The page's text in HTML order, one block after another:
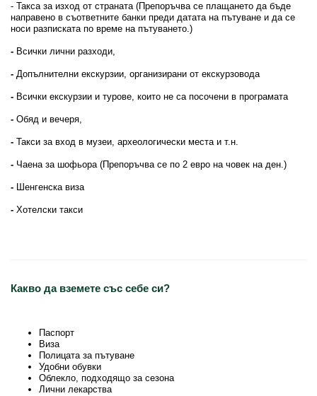
- Такса за изход от страната (Препоръчва се плащането да бъде
направено в съответните банки преди датата на пътуване и да се
носи разписката по време на пътуването.)
- Всички лични разходи,
- Допълнителни екскурзии, организирани от екскурзовода
- Всички екскурзии и турове, които не са посочени в програмата
- Обяд и вечеря,
- Такси за вход в музеи, археологически места и т.н.
- Чаена за шофьора (Препоръчва се по 2 евро на човек на ден.)
- Шенгенска виза
- Хотелски такси
Какво да вземете със себе си?
Паспорт
Виза
Полицата за пътуване
Удобни обувки
Облекло, подходящо за сезона
Лични лекарства